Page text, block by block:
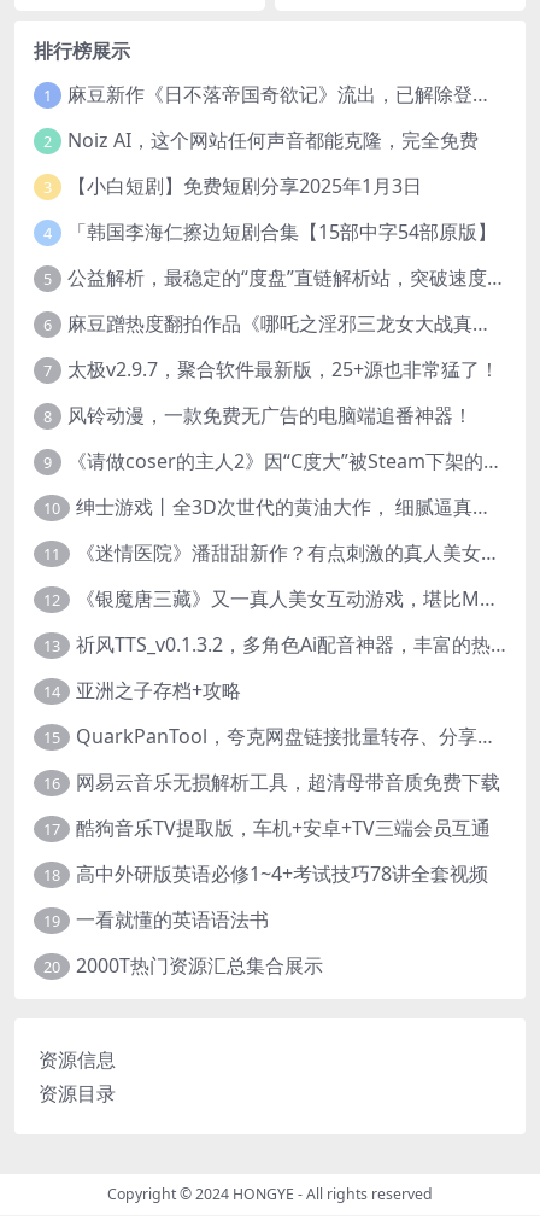
排行榜展示
1 麻豆新作《日不落帝国奇欲记》流出，已解除登录验证！
2 Noiz AI，这个网站任何声音都能克隆，完全免费
3 【小白短剧】免费短剧分享2025年1月3日
4 「韩国李海仁擦边短剧合集【15部中字54部原版】
5 公益解析，最稳定的“度盘”直链解析站，突破速度限制
6 麻豆蹭热度翻拍作品《哪吒之淫邪三龙女大战真阳魔童》 已上线
7 太极v2.9.7，聚合软件最新版，25+源也非常猛了！
8 风铃动漫，一款免费无广告的电脑端追番神器！
9 《请做coser的主人2》因“C度大”被Steam下架的真人美女互动游戏！
10 绅士游戏丨全3D次世代的黄油大作， 细腻逼真的双人互动狂想曲！
11 《迷情医院》潘甜甜新作？有点刺激的真人美女互动游戏
12 《银魔唐三藏》又一真人美女互动游戏，堪比M豆！
13 祈风TTS_v0.1.3.2，多角色Ai配音神器，丰富的热门音色
14 亚洲之子存档+攻略
15 QuarkPanTool，夸克网盘链接批量转存、分享和下载工具
16 网易云音乐无损解析工具，超清母带音质免费下载
17 酷狗音乐TV提取版，车机+安卓+TV三端会员互通
18 高中外研版英语必修1~4+考试技巧78讲全套视频
19 一看就懂的英语语法书
20 2000T热门资源汇总集合展示
资源信息
资源目录
Copyright © 2024 HONGYE - All rights reserved